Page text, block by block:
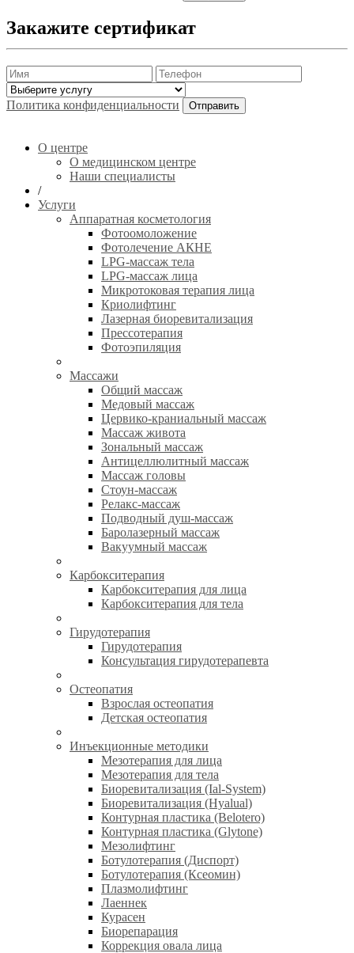
Закажите сертификат
Политика конфиденциальности
О центре
О медицинском центре
Наши специалисты
/
Услуги
Аппаратная косметология
Фотоомоложение
Фотолечение АКНЕ
LPG-массаж тела
LPG-массаж лица
Микротоковая терапия лица
Криолифтинг
Лазерная биоревитализация
Прессотерапия
Фотоэпиляция
Массажи
Общий массаж
Медовый массаж
Цервико-краниальный массаж
Массаж живота
Зональный массаж
Антицеллюлитный массаж
Массаж головы
Стоун-массаж
Релакс-массаж
Подводный душ-массаж
Баролазерный массаж
Вакуумный массаж
Карбокситерапия
Карбокситерапия для лица
Карбокситерапия для тела
Гирудотерапия
Гирудотерапия
Консультация гирудотерапевта
Остеопатия
Взрослая остеопатия
Детская остеопатия
Инъекционные методики
Мезотерапия для лица
Мезотерапия для тела
Биоревитализация (Ial-System)
Биоревитализация (Hyalual)
Контурная пластика (Belotero)
Контурная пластика (Glytone)
Мезолифтинг
Ботулотерапия (Диспорт)
Ботулотерапия (Ксеомин)
Плазмолифтинг
Лаеннек
Курасен
Биорепарация
Коррекция овала лица